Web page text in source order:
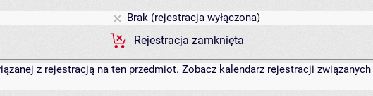
Brak (rejestracja wyłączona)
Rejestracja zamknięta
z rejestracją na ten przedmiot. Zobacz kalendarz rejestracji